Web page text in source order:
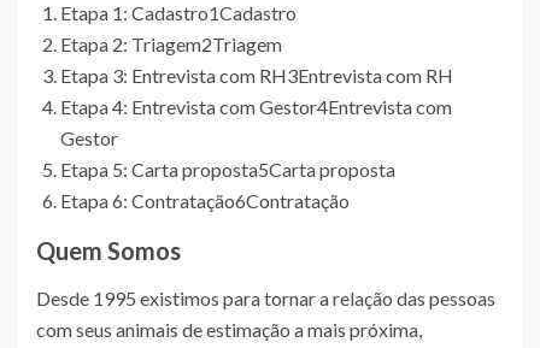
Etapa 1: Cadastro1Cadastro
Etapa 2: Triagem2Triagem
Etapa 3: Entrevista com RH3Entrevista com RH
Etapa 4: Entrevista com Gestor4Entrevista com
Gestor
Etapa 5: Carta proposta5Carta proposta
Etapa 6: Contratação6Contratação
Quem Somos
Desde 1995 existimos para tornar a relação das pessoas
com seus animais de estimação a mais próxima,